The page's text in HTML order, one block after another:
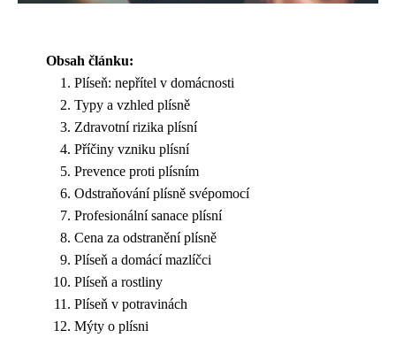
Obsah článku:
Plíseň: nepřítel v domácnosti
Typy a vzhled plísně
Zdravotní rizika plísní
Příčiny vzniku plísní
Prevence proti plísním
Odstraňování plísně svépomocí
Profesionální sanace plísní
Cena za odstranění plísně
Plíseň a domácí mazlíčci
Plíseň a rostliny
Plíseň v potravinách
Mýty o plísni